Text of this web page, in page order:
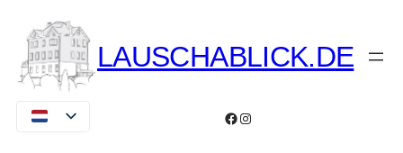
naar
inhoud
LAUSCHABLICK.DE
Facebook
Instagram